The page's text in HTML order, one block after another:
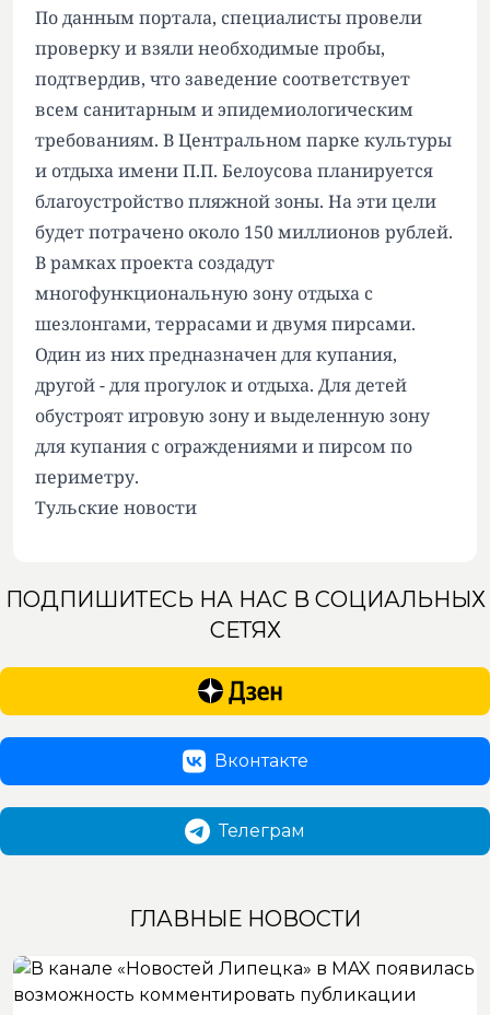
По данным портала, специалисты провели
проверку и взяли необходимые пробы,
подтвердив, что заведение соответствует
всем санитарным и эпидемиологическим
требованиям. В Центральном парке культуры
и отдыха имени П.П. Белоусова планируется
благоустройство пляжной зоны. На эти цели
будет потрачено около 150 миллионов рублей.
В рамках проекта создадут
многофункциональную зону отдыха с
шезлонгами, террасами и двумя пирсами.
Один из них предназначен для купания,
другой - для прогулок и отдыха. Для детей
обустроят игровую зону и выделенную зону
для купания с ограждениями и пирсом по
периметру.
Тульские новости
ПОДПИШИТЕСЬ НА НАС В СОЦИАЛЬНЫХ
СЕТЯХ
Вконтакте
Телеграм
ГЛАВНЫЕ НОВОСТИ